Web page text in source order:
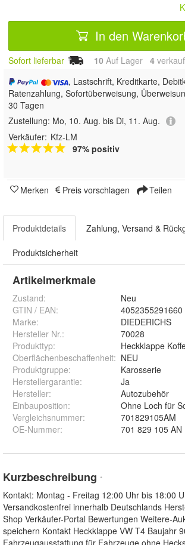
In den
Sofort lieferbar 10 Auf Lager 4
, Lastschrift, Kreditkarte,
Ratenzahlung, Sofortüberweisung,
30 Tagen
Zustellung: Mo, 10. Aug. bis Di, 11. Aug.
Verkäufer: Kfz-LM
97% positiv
Merken Preis vorschlagen Teilen
Produktdetails Zahlung, Versand &
Produktsicherheit
Artikelmerkmale
Zustand:
Neu
GTIN / EAN:
4052355291660
Marke:
DIEDERICHS
Hersteller Nr.:
70028
Produkttyp:
Heckklappe
Oberflächenbeschaffenheit: NEU
Produktgruppe:
Karosserie
Herstellergarantie:
Ja
Hersteller:
Autozubehör
Einbauposition:
Ohne Loch für
Vergleichsnummer:
701829105AM
OE-Nummer: 701 829 105 AN
Kurzbeschreibung *
Kontakt: Montag - Freitag 12:00 Uhr bis 18:00
Versandkostenfrei innerhalb Deutschlands
Shop Verkäufer-Portal Bewertungen Weitere-
speichern Kontakt Heckklappe VW T4 Baujahr